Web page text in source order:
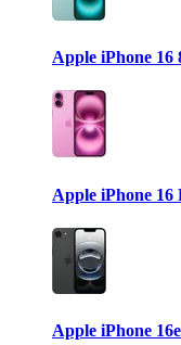
Apple iPhone 16
Apple iPhone 16
Apple iPhone